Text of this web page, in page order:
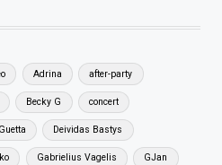
Adrina after-party
Becky G concert
Deividas Bastys
Gabrielius Vagelis GJan